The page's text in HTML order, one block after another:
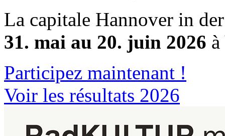
La capitale Hannover in
31. mai au 20. juin 2026
Participez maintenant !
Voir les résultats 2026